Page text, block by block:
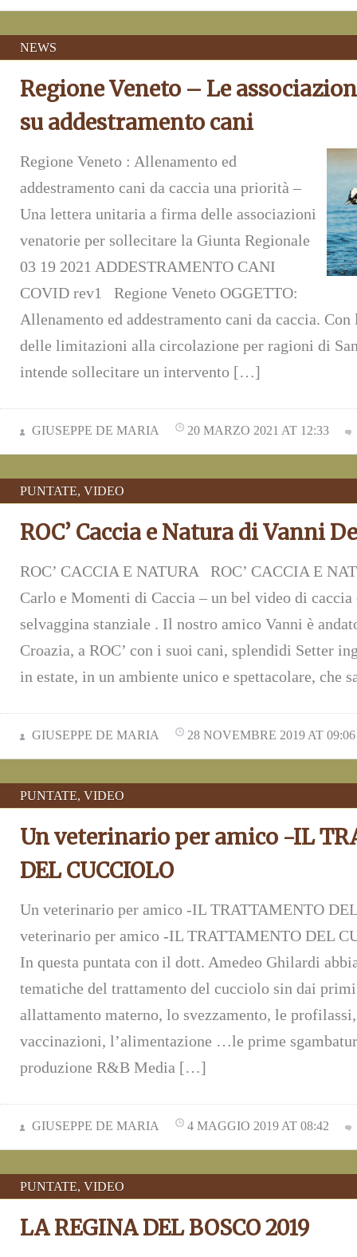
NEWS
Regione Veneto – Le
su addestramento cani
Regione Veneto : Allenamento ed
addestramento cani da caccia una priorità –
Una lettera unitaria a firma delle associazioni
venatorie per sollecitare la Giunta Regionale
03 19 2021 ADDESTRAMENTO CANI
COVID rev1 Regione Veneto OGGETTO:
Allenamento ed addestramento cani da caccia. Con
delle limitazioni alla circolazione per ragioni di
intende sollecitare un intervento […]
GIUSEPPE DE MARIA 20 MARZO 2021 AT 12:33
PUNTATE, VIDEO
ROC’ Caccia e Natura di Vanni
ROC’ CACCIA E NATURA ROC’ CACCIA E
Carlo e Momenti di Caccia – un bel video di caccia
selvaggina stanziale . Il nostro amico Vanni è
Croazia, a ROC’ con i suoi cani, splendidi Setter
in estate, in un ambiente unico e spettacolare, che
GIUSEPPE DE MARIA 28 NOVEMBRE 2019 AT 09:06
PUNTATE, VIDEO
Un veterinario per amico -IL
DEL CUCCIOLO
Un veterinario per amico -IL TRATTAMENTO
veterinario per amico -IL TRATTAMENTO DEL
In questa puntata con il dott. Amedeo Ghilardi
tematiche del trattamento del cucciolo sin dai
allattamento materno, lo svezzamento, le
vaccinazioni, l’alimentazione …le prime
produzione R&B Media […]
GIUSEPPE DE MARIA 4 MAGGIO 2019 AT 08:42
PUNTATE, VIDEO
LA REGINA DEL BOSCO 2019